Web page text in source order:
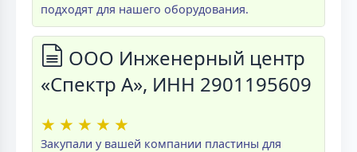
подходят для нашего оборудования.
ООО Инженерный центр
«Спектр А», ИНН 2901195609
★ ★ ★ ★ ★
Закупали у вашей компании пластины для